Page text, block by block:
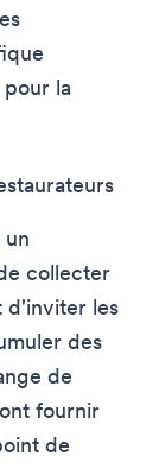
pour la
un
collecter
d'inviter les
des
de
fournir
de